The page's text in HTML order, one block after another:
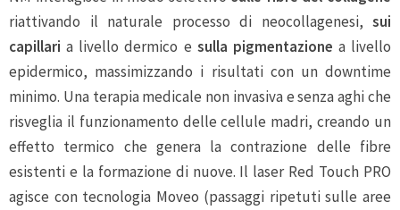
riattivando il naturale processo di neocollagenesi, sui
capillaria livello dermico e sulla pigmentazione a livello
epidermico, massimizzando i risultati con un downtime
minimo. Una terapia medicale non invasiva e senza aghi che
risveglia il funzionamento delle cellule madri, creando un
effetto termico che genera la contrazione delle fibre
esistenti e la formazione di nuove. Il laser Red Touch PRO
agisce con tecnologia Moveo (passaggi ripetuti sulle aree